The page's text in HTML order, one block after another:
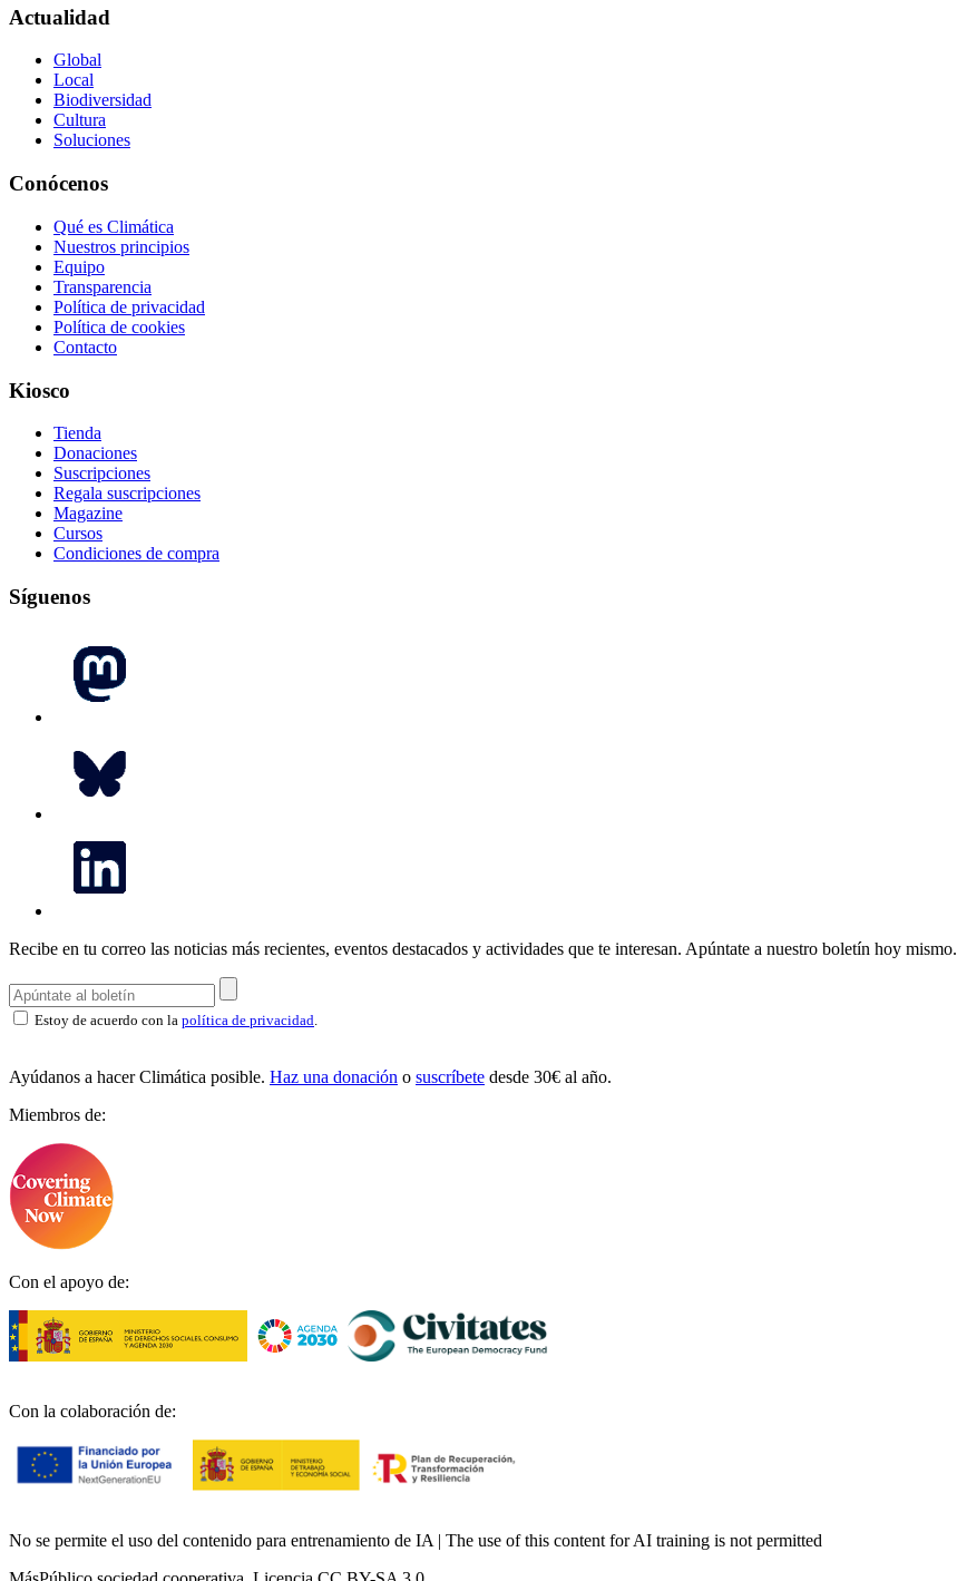
Actualidad
Global
Local
Biodiversidad
Cultura
Soluciones
Conócenos
Qué es Climática
Nuestros principios
Equipo
Transparencia
Política de privacidad
Política de cookies
Contacto
Kiosco
Tienda
Donaciones
Suscripciones
Regala suscripciones
Magazine
Cursos
Condiciones de compra
Síguenos
Recibe en tu correo las noticias más recientes, eventos destacados y actividades que te interesan. Apúntate a nuestro boletín hoy mismo.
Estoy de acuerdo con la política de privacidad
Ayúdanos a hacer Climática posible. Haz una donación o suscríbete desde 30€ al año.
Miembros de:
Con el apoyo de:
Con la colaboración de:
No se permite el uso del contenido para entrenamiento de IA | The use of this content for AI training is not permitted